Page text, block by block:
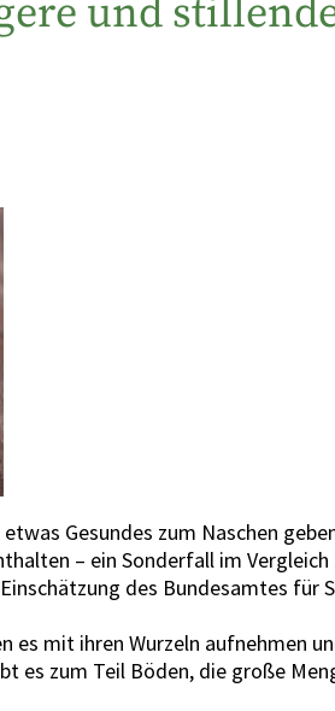
und
Gesundes zum Naschen
– ein Sonderfall im Vergleich
des Bundesamtes für
mit ihren Wurzeln aufnehmen
es zum Teil Böden, die große